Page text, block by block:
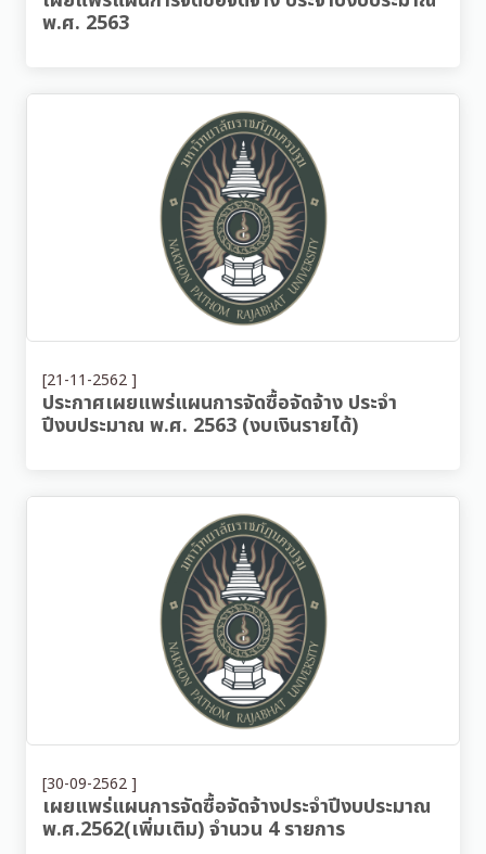
พ.ศ. 2563
[21-11-2562 ]
ประกาศเผยแพร่แผนการจัดซื้อจัดจ้าง ประจำ
ปีงบประมาณ พ.ศ. 2563 (งบเงินรายได้)
[30-09-2562 ]
เผยแพร่แผนการจัดซื้อจัดจ้างประจำปีงบประมาณ
พ.ศ.2562(เพิ่มเติม) จำนวน 4 รายการ